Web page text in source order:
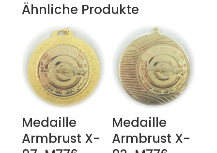
Ähnliche Produkte
Medaille
Armbrust X-
Medaille
Armbrust X-